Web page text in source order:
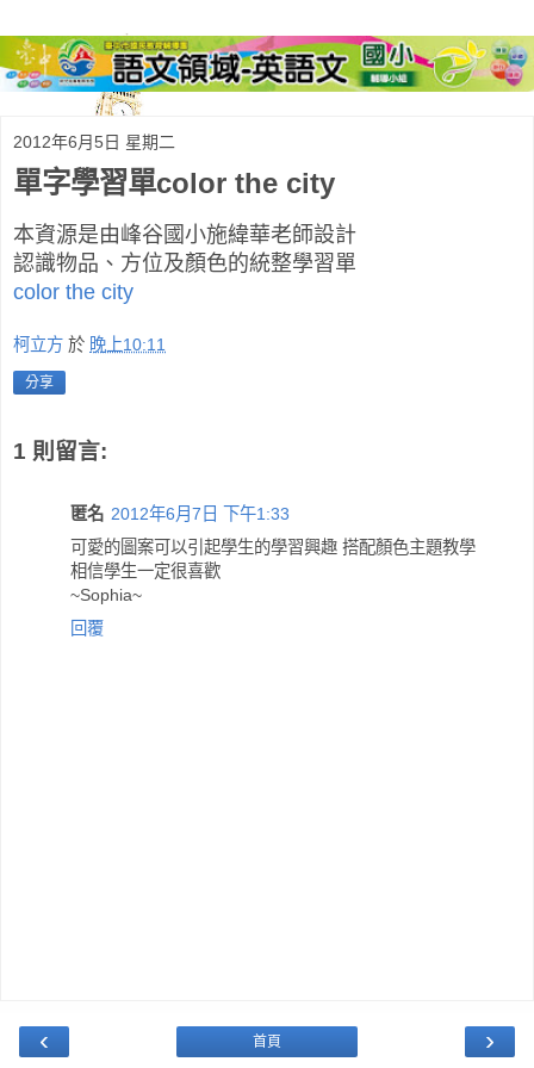
2012年6月5日 星期二
單字學習單color the city
本資源是由峰谷國小施緯華老師設計
認識物品、方位及顏色的統整學習單
color the city
柯立方 於 晚上10:11
分享
1 則留言:
匿名 2012年6月7日 下午1:33
可愛的圖案可以引起學生的學習興趣 搭配顏色主題教學
相信學生一定很喜歡
~Sophia~
回覆
‹ ›
首頁